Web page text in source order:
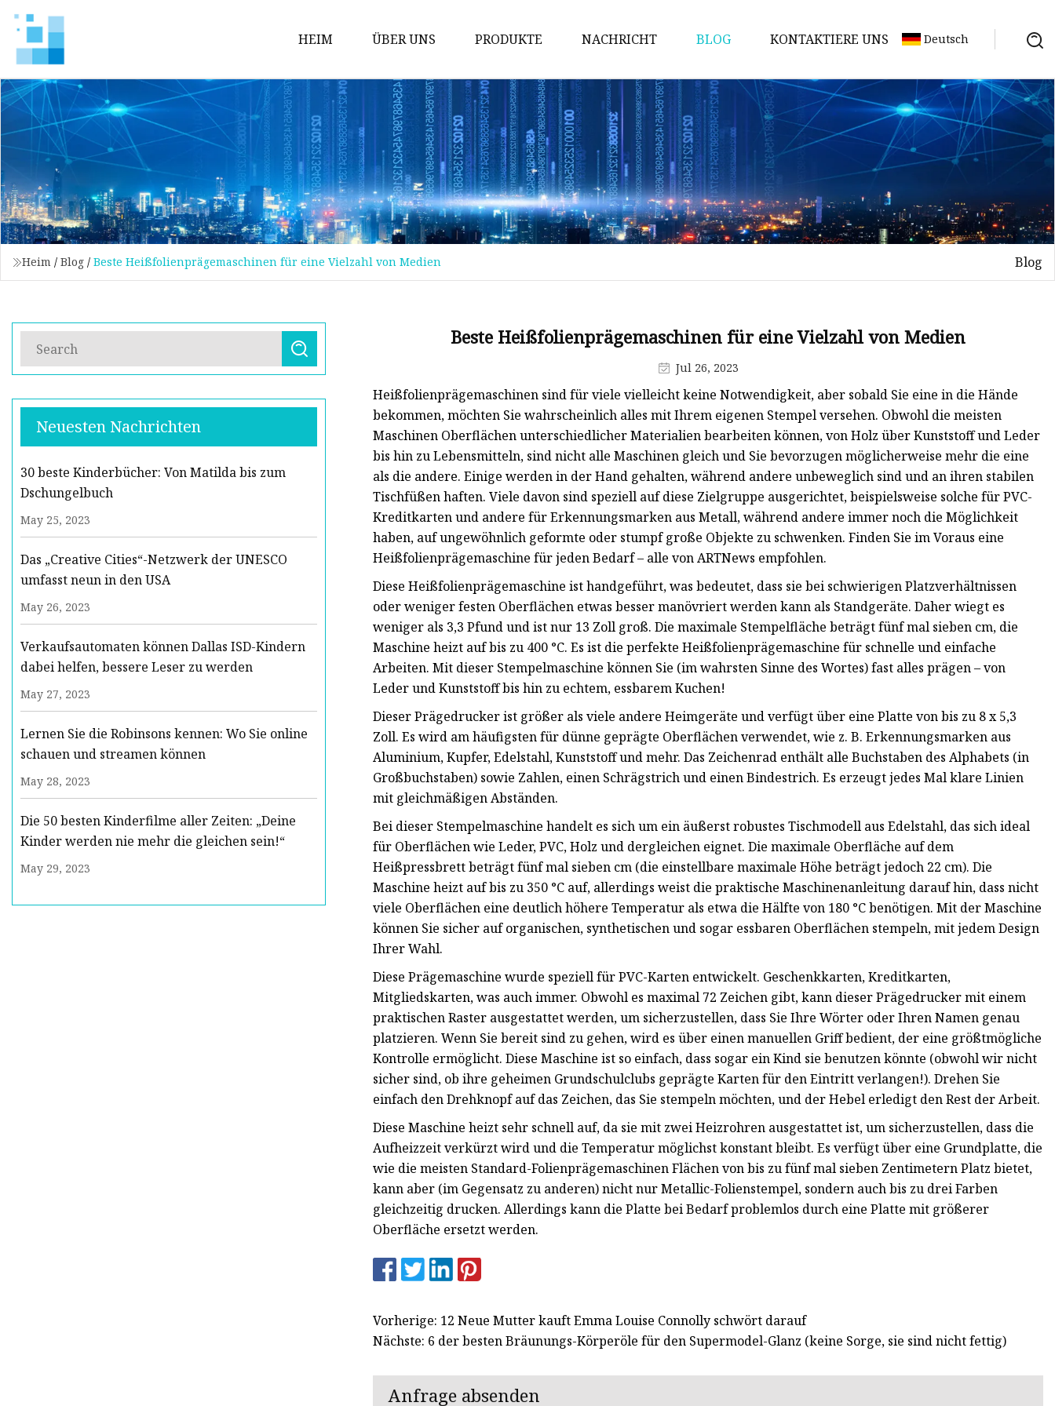
HEIM ÜBER UNS PRODUKTE
Prüfung der Maschine
Packmaschine
Schneidemaschine
Bronziermaschine
Stanzmaschine
Fördermaschine
Kinderbuchmaschine
Schneidmaterialmaschine
NACHRICHT BLOG KONTAKTIERE UNS Deutsch
Heim / Blog / Beste Heißfolienprägemaschinen für eine Vielzahl von Medien Blog
Neuesten Nachrichten
30 beste Kinderbücher: Von Matilda bis zum
Dschungelbuch
May 25, 2023
Das „Creative Cities“-Netzwerk der UNESCO
umfasst neun in den USA
May 26, 2023
Verkaufsautomaten können Dallas ISD-Kindern
dabei helfen, bessere Leser zu werden
May 27, 2023
Lernen Sie die Robinsons kennen: Wo Sie online
schauen und streamen können
May 28, 2023
Die 50 besten Kinderfilme aller Zeiten: „Deine
Kinder werden nie mehr die gleichen sein!“
May 29, 2023
Beste Heißfolienprägemaschinen für eine Vielzahl von Medien
Jul 26, 2023
Heißfolienprägemaschinen sind für viele vielleicht keine Notwendigkeit, aber sobald Sie eine in die Hände
bekommen, möchten Sie wahrscheinlich alles mit Ihrem eigenen Stempel versehen. Obwohl die meisten
Maschinen Oberflächen unterschiedlicher Materialien bearbeiten können, von Holz über Kunststoff und Leder
bis hin zu Lebensmitteln, sind nicht alle Maschinen gleich und Sie bevorzugen möglicherweise mehr die eine
als die andere. Einige werden in der Hand gehalten, während andere unbeweglich sind und an ihren stabilen
Tischfüßen haften. Viele davon sind speziell auf diese Zielgruppe ausgerichtet, beispielsweise solche für PVC-
Kreditkarten und andere für Erkennungsmarken aus Metall, während andere immer noch die Möglichkeit
haben, auf ungewöhnlich geformte oder stumpf große Objekte zu schwenken. Finden Sie im Voraus eine
Heißfolienprägemaschine für jeden Bedarf – alle von ARTNews empfohlen.
Diese Heißfolienprägemaschine ist handgeführt, was bedeutet, dass sie bei schwierigen Platzverhältnissen
oder weniger festen Oberflächen etwas besser manövriert werden kann als Standgeräte. Daher wiegt es
weniger als 3,3 Pfund und ist nur 13 Zoll groß. Die maximale Stempelfläche beträgt fünf mal sieben cm, die
Maschine heizt auf bis zu 400 °C. Es ist die perfekte Heißfolienprägemaschine für schnelle und einfache
Arbeiten. Mit dieser Stempelmaschine können Sie (im wahrsten Sinne des Wortes) fast alles prägen – von
Leder und Kunststoff bis hin zu echtem, essbarem Kuchen!
Dieser Prägedrucker ist größer als viele andere Heimgeräte und verfügt über eine Platte von bis zu 8 x 5,3
Zoll. Es wird am häufigsten für dünne geprägte Oberflächen verwendet, wie z. B. Erkennungsmarken aus
Aluminium, Kupfer, Edelstahl, Kunststoff und mehr. Das Zeichenrad enthält alle Buchstaben des Alphabets (in
Großbuchstaben) sowie Zahlen, einen Schrägstrich und einen Bindestrich. Es erzeugt jedes Mal klare Linien
mit gleichmäßigen Abständen.
Bei dieser Stempelmaschine handelt es sich um ein äußerst robustes Tischmodell aus Edelstahl, das sich ideal
für Oberflächen wie Leder, PVC, Holz und dergleichen eignet. Die maximale Oberfläche auf dem
Heißpressbrett beträgt fünf mal sieben cm (die einstellbare maximale Höhe beträgt jedoch 22 cm). Die
Maschine heizt auf bis zu 350 °C auf, allerdings weist die praktische Maschinenanleitung darauf hin, dass nicht
viele Oberflächen eine deutlich höhere Temperatur als etwa die Hälfte von 180 °C benötigen. Mit der Maschine
können Sie sicher auf organischen, synthetischen und sogar essbaren Oberflächen stempeln, mit jedem Design
Ihrer Wahl.
Diese Prägemaschine wurde speziell für PVC-Karten entwickelt. Geschenkkarten, Kreditkarten,
Mitgliedskarten, was auch immer. Obwohl es maximal 72 Zeichen gibt, kann dieser Prägedrucker mit einem
praktischen Raster ausgestattet werden, um sicherzustellen, dass Sie Ihre Wörter oder Ihren Namen genau
platzieren. Wenn Sie bereit sind zu gehen, wird es über einen manuellen Griff bedient, der eine größtmögliche
Kontrolle ermöglicht. Diese Maschine ist so einfach, dass sogar ein Kind sie benutzen könnte (obwohl wir nicht
sicher sind, ob ihre geheimen Grundschulclubs geprägte Karten für den Eintritt verlangen!). Drehen Sie
einfach den Drehknopf auf das Zeichen, das Sie stempeln möchten, und der Hebel erledigt den Rest der Arbeit.
Diese Maschine heizt sehr schnell auf, da sie mit zwei Heizrohren ausgestattet ist, um sicherzustellen, dass die
Aufheizzeit verkürzt wird und die Temperatur möglichst konstant bleibt. Es verfügt über eine Grundplatte, die
wie die meisten Standard-Folienprägemaschinen Flächen von bis zu fünf mal sieben Zentimetern Platz bietet,
kann aber (im Gegensatz zu anderen) nicht nur Metallic-Folienstempel, sondern auch bis zu drei Farben
gleichzeitig drucken. Allerdings kann die Platte bei Bedarf problemlos durch eine Platte mit größerer
Oberfläche ersetzt werden.
Vorherige: 12 Neue Mutter kauft Emma Louise Connolly schwört darauf
Nächste: 6 der besten Bräunungs-Körperöle für den Supermodel-Glanz (keine Sorge, sie sind nicht fettig)
Anfrage absenden